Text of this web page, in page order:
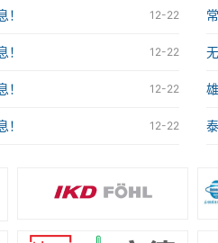
12-22
12-22
12-22
12-22